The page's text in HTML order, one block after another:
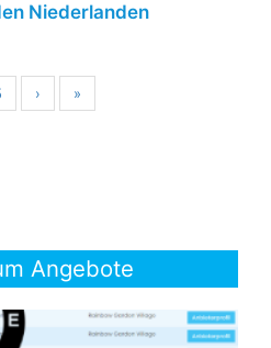
Niederlanden
› »
Angebote